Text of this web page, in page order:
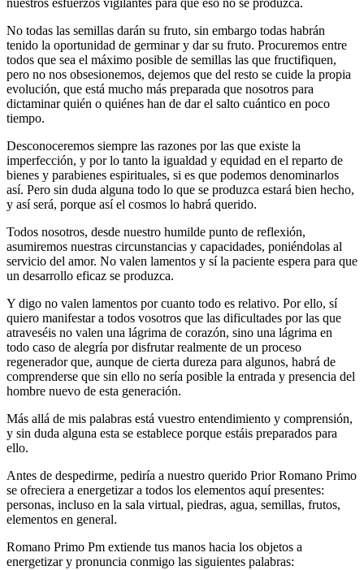
No todas las semillas darán su fruto, sin embargo todas habrán
tenido la oportunidad de germinar y dar su fruto. Procuremos entre
todos que sea el máximo posible de semillas las que fructifiquen,
pero no nos obsesionemos, dejemos que del resto se cuide la propia
evolución, que está mucho más preparada que nosotros para
dictaminar quién o quiénes han de dar el salto cuántico en poco
tiempo.
Desconoceremos siempre las razones por las que existe la
imperfección, y por lo tanto la igualdad y equidad en el reparto de
bienes y parabienes espirituales, si es que podemos denominarlos
así. Pero sin duda alguna todo lo que se produzca estará bien hecho,
y así será, porque así el cosmos lo habrá querido.
Todos nosotros, desde nuestro humilde punto de reflexión,
asumiremos nuestras circunstancias y capacidades, poniéndolas al
servicio del amor. No valen lamentos y sí la paciente espera para que
un desarrollo eficaz se produzca.
Y digo no valen lamentos por cuanto todo es relativo. Por ello, sí
quiero manifestar a todos vosotros que las dificultades por las que
atraveséis no valen una lágrima de corazón, sino una lágrima en
todo caso de alegría por disfrutar realmente de un proceso
regenerador que, aunque de cierta dureza para algunos, habrá de
comprenderse que sin ello no sería posible la entrada y presencia del
hombre nuevo de esta generación.
Más allá de mis palabras está vuestro entendimiento y comprensión,
y sin duda alguna esta se establece porque estáis preparados para
ello.
Antes de despedirme, pediría a nuestro querido Prior Romano Primo
se ofreciera a energetizar a todos los elementos aquí presentes:
personas, incluso en la sala virtual, piedras, agua, semillas, frutos,
elementos en general.
Romano Primo Pm extiende tus manos hacia los objetos a
energetizar y pronuncia conmigo las siguientes palabras: